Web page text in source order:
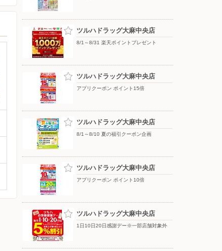
ツルハドラッグ大麻中央店
8/1～8/31 楽天ポイントプレゼント
ツルハドラッグ大麻中央店
アプリクーポン ポイント15倍
ツルハドラッグ大麻中央店
8/1～8/10 夏の福引クーポン企画
ツルハドラッグ大麻中央店
アプリクーポン ポイント10倍
ツルハドラッグ大麻中央店
1日10日20日感謝デー※一部店舗対象外